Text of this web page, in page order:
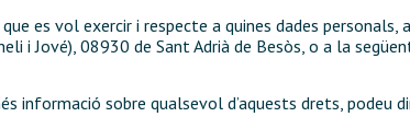
es vol exercir i respecte a quines dades personals,
i Jové), 08930 de Sant Adrià de Besòs, o a la
sobre qualsevol d’aquests drets, podeu